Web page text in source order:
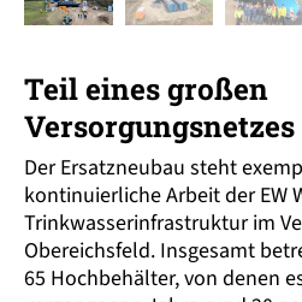
Teil eines großen
Versorgungsnetzes
Der Ersatz­neubau steht
kontinuier­liche Arbeit der EW
Trinkwasser­infrastruktur im
Obereichsfeld. Insgesamt
65 Hoch­behälter, von denen